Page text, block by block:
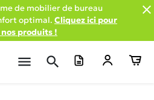
de mobilier de bureau
optimal. Cliquez ici pour
nos produits !

menu search